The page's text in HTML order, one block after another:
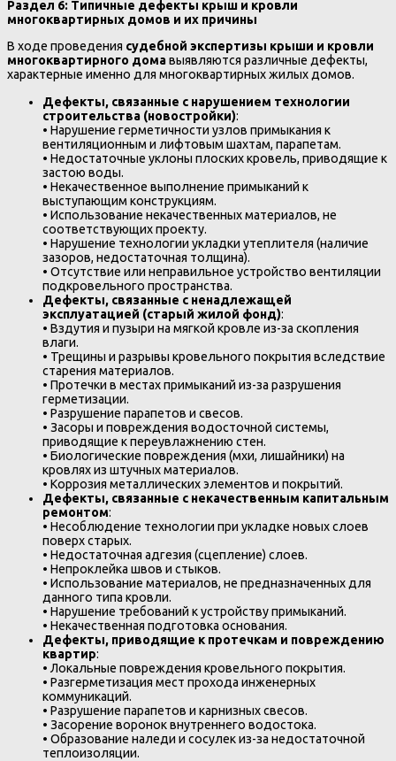
Раздел 6: Типичные дефекты крыш и кровли
многоквартирных домов и их причины
В ходе проведения судебной экспертизы крыши и кровли
многоквартирного домавыявляются различные дефекты,
характерные именно для многоквартирных жилых домов.
Дефекты, связанные с нарушением технологии
строительства (новостройки):
• Нарушение герметичности узлов примыкания к
вентиляционным и лифтовым шахтам, парапетам.
• Недостаточные уклоны плоских кровель, приводящие к
застою воды.
• Некачественное выполнение примыканий к
выступающим конструкциям.
• Использование некачественных материалов, не
соответствующих проекту.
• Нарушение технологии укладки утеплителя (наличие
зазоров, недостаточная толщина).
• Отсутствие или неправильное устройство вентиляции
подкровельного пространства.
Дефекты, связанные с ненадлежащей
эксплуатацией (старый жилой фонд):
• Вздутия и пузыри на мягкой кровле из-за скопления
влаги.
• Трещины и разрывы кровельного покрытия вследствие
старения материалов.
• Протечки в местах примыканий из-за разрушения
герметизации.
• Разрушение парапетов и свесов.
• Засоры и повреждения водосточной системы,
приводящие к переувлажнению стен.
• Биологические повреждения (мхи, лишайники) на
кровлях из штучных материалов.
• Коррозия металлических элементов и покрытий.
Дефекты, связанные с некачественным капитальным
ремонтом:
• Несоблюдение технологии при укладке новых слоев
поверх старых.
• Недостаточная адгезия (сцепление) слоев.
• Непроклейка швов и стыков.
• Использование материалов, не предназначенных для
данного типа кровли.
• Нарушение требований к устройству примыканий.
• Некачественная подготовка основания.
Дефекты, приводящие к протечкам и повреждению
квартир:
• Локальные повреждения кровельного покрытия.
• Разгерметизация мест прохода инженерных
коммуникаций.
• Разрушение парапетов и карнизных свесов.
• Засорение воронок внутреннего водостока.
• Образование наледи и сосулек из-за недостаточной
теплоизоляции.